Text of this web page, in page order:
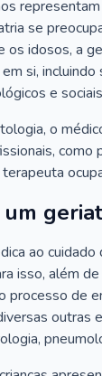
se
os idosos, a
si,
e
o
como
ao
isso, além
processo de
outras